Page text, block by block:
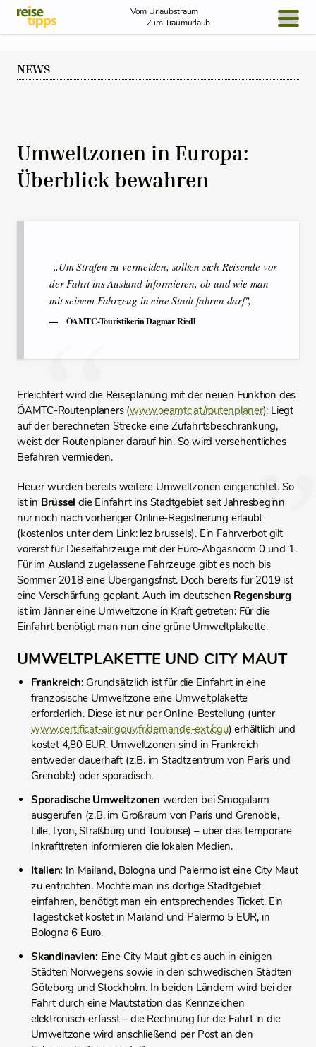
Skip to Content
Vom Urlaubstraum
Zum Traumurlaub
NEWS
Umweltzonen in Europa:
Überblick bewahren
„Um Strafen zu vermeiden, sollten sich Reisende vor
der Fahrt ins Ausland informieren, ob und wie man
mit seinem Fahrzeug in eine Stadt fahren darf",
ÖAMTC-Touristikerin Dagmar Riedl
Erleichtert wird die Reiseplanung mit der neuen Funktion des
ÖAMTC-Routenplaners (www.oeamtc.at/routenplaner): Liegt
auf der berechneten Strecke eine Zufahrtsbeschränkung,
weist der Routenplaner darauf hin. So wird versehentliches
Befahren vermieden.
Heuer wurden bereits weitere Umweltzonen eingerichtet. So
ist in Brüssel die Einfahrt ins Stadtgebiet seit Jahresbeginn
nur noch nach vorheriger Online-Registrierung erlaubt
(kostenlos unter dem Link: lez.brussels). Ein Fahrverbot gilt
vorerst für Dieselfahrzeuge mit der Euro-Abgasnorm 0 und 1.
Für im Ausland zugelassene Fahrzeuge gibt es noch bis
Sommer 2018 eine Übergangsfrist. Doch bereits für 2019 ist
eine Verschärfung geplant. Auch im deutschen Regensburg
ist im Jänner eine Umweltzone in Kraft getreten: Für die
Einfahrt benötigt man nun eine grüne Umweltplakette.
UMWELTPLAKETTE UND CITY MAUT
Frankreich: Grundsätzlich ist für die Einfahrt in eine
französische Umweltzone eine Umweltplakette
erforderlich. Diese ist nur per Online-Bestellung (unter
www.certificat-air.gouv.fr/demande-ext/cgu) erhältlich und
kostet 4,80 EUR. Umweltzonen sind in Frankreich
entweder dauerhaft (z.B. im Stadtzentrum von Paris und
Grenoble) oder sporadisch.
Sporadische Umweltzonen werden bei Smogalarm
ausgerufen (z.B. im Großraum von Paris und Grenoble,
Lille, Lyon, Straßburg und Toulouse) – über das temporäre
Inkrafttreten informieren die lokalen Medien.
Italien: In Mailand, Bologna und Palermo ist eine City Maut
zu entrichten. Möchte man ins dortige Stadtgebiet
einfahren, benötigt man ein entsprechendes Ticket. Ein
Tagesticket kostet in Mailand und Palermo 5 EUR, in
Bologna 6 Euro.
Skandinavien: Eine City Maut gibt es auch in einigen
Städten Norwegens sowie in den schwedischen Städten
Göteborg und Stockholm. In beiden Ländern wird bei der
Fahrt durch eine Mautstation das Kennzeichen
elektronisch erfasst – die Rechnung für die Fahrt in die
Umweltzone wird anschließend per Post an den